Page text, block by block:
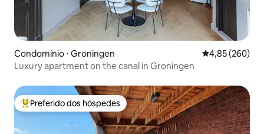
Condomínio ⋅ Groningen 4,85 de uma
4,85 (260)
Luxury apartment on the canal in Groningen
Entre os melhores preferidos dos hóspedes
Preferido dos hóspedes